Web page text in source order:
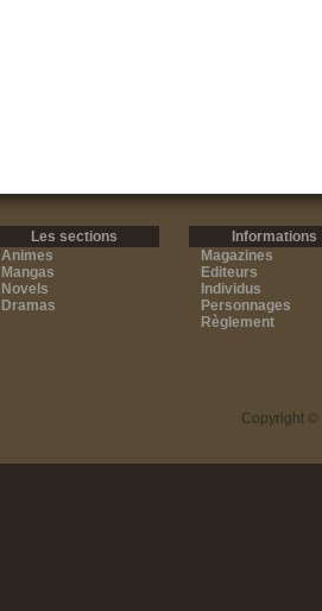
Les sections
Animes
Mangas
Novels
Dramas
Informations
Magazines
Editeurs
Individus
Personnages
Règlement
Copyright ©